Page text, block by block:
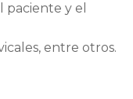
paciente y el
entre otros.